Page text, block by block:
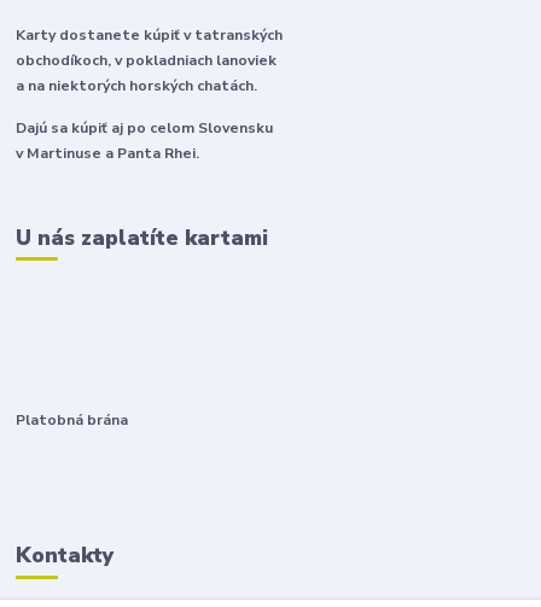
Karty dostanete kúpiť v tatranských
obchodíkoch, v pokladniach lanoviek
a na niektorých horských chatách.
Dajú sa kúpiť aj po celom Slovensku
v Martinuse a Panta Rhei.
U nás zaplatíte kartami
Platobná brána
Kontakty